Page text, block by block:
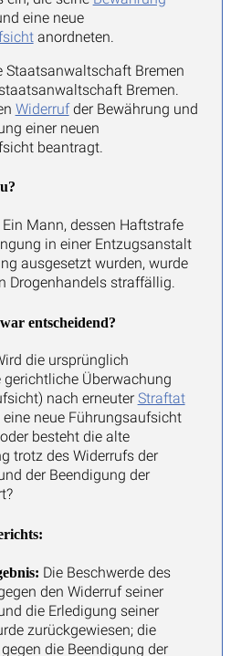
eine neue
anordneten.
Staatsanwaltschaft Bremen
Bremen.
Widerrufder Bewährung und
einer neuen
beantragt.
Ein Mann, dessen Haftstrafe
in einer Entzugsanstalt
ausgesetzt wurden, wurde
Drogenhandels straffällig.
entscheidend?
die ursprünglich
gerichtliche Überwachung
nach erneuter Straftat
eine neue Führungsaufsicht
besteht die alte
trotz des Widerrufs der
der Beendigung der
Die Beschwerde des
den Widerruf seiner
die Erledigung seiner
zurückgewiesen; die
die Beendigung der